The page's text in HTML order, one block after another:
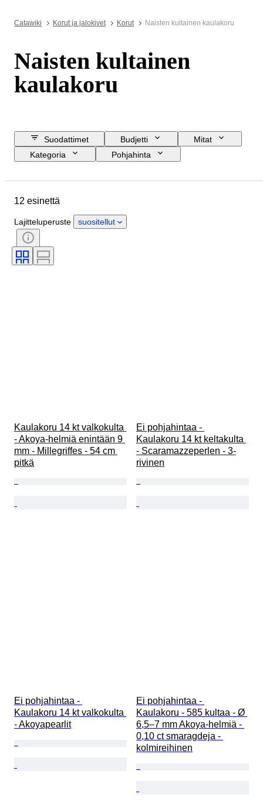
Catawiki Korut ja jalokivet Korut Naisten kultainen kaulakoru
Naisten kultainen
kaulakoru
Suodattimet Budjetti
Mitat
Kategoria
Pohjahinta
Sukupuoli
Sertifiointi
Tyylisuuntaus
Leikkaus
Aikakausi
12 esinettä
Lajitteluperuste suositellut
Kaulakoru 14 kt valkokulta
- Akoya-helmiä enintään 9
mm - Millegriffes - 54 cm
pitkä
Ei pohjahintaa -
Kaulakoru 14 kt keltakulta
- Scaramazzeperlen - 3-
rivinen
Ei pohjahintaa -
Kaulakoru 14 kt valkokulta
- Akoyapearlit
Ei pohjahintaa -
Kaulakoru - 585 kultaa - Ø
6,5–7 mm Akoya-helmiä -
0,10 ct smaragdeja -
kolmireihinen